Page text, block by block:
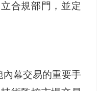
合規部門，並定
內幕交易的重要手